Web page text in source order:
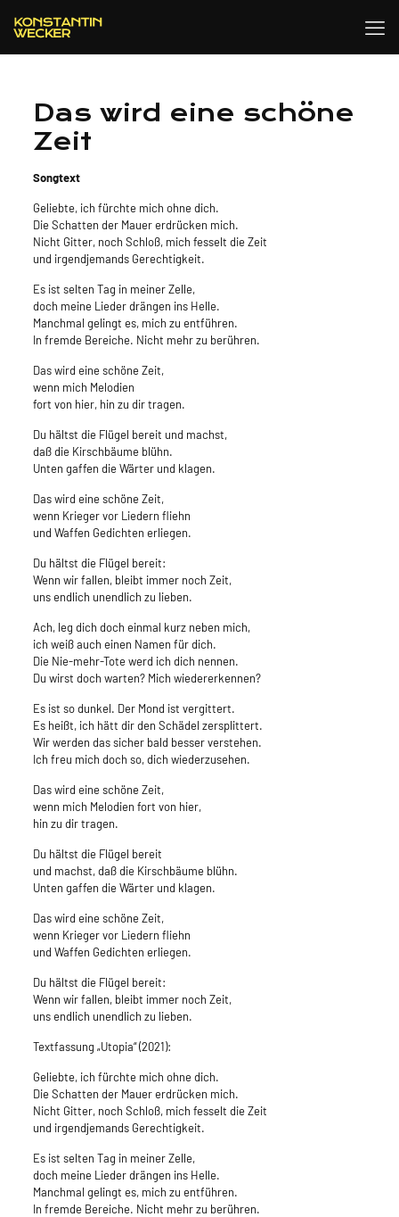
Das wird eine schöne
Zeit
Songtext
Geliebte, ich fürchte mich ohne dich.
Die Schatten der Mauer erdrücken mich.
Nicht Gitter, noch Schloß, mich fesselt die Zeit
und irgendjemands Gerechtigkeit.
Es ist selten Tag in meiner Zelle,
doch meine Lieder drängen ins Helle.
Manchmal gelingt es, mich zu entführen.
In fremde Bereiche. Nicht mehr zu berühren.
Das wird eine schöne Zeit,
wenn mich Melodien
fort von hier, hin zu dir tragen.
Du hältst die Flügel bereit und machst,
daß die Kirschbäume blühn.
Unten gaffen die Wärter und klagen.
Das wird eine schöne Zeit,
wenn Krieger vor Liedern fliehn
und Waffen Gedichten erliegen.
Du hältst die Flügel bereit:
Wenn wir fallen, bleibt immer noch Zeit,
uns endlich unendlich zu lieben.
Ach, leg dich doch einmal kurz neben mich,
ich weiß auch einen Namen für dich.
Die Nie-mehr-Tote werd ich dich nennen.
Du wirst doch warten? Mich wiedererkennen?
Es ist so dunkel. Der Mond ist vergittert.
Es heißt, ich hätt dir den Schädel zersplittert.
Wir werden das sicher bald besser verstehen.
Ich freu mich doch so, dich wiederzusehen.
Das wird eine schöne Zeit,
wenn mich Melodien fort von hier,
hin zu dir tragen.
Du hältst die Flügel bereit
und machst, daß die Kirschbäume blühn.
Unten gaffen die Wärter und klagen.
Das wird eine schöne Zeit,
wenn Krieger vor Liedern fliehn
und Waffen Gedichten erliegen.
Du hältst die Flügel bereit:
Wenn wir fallen, bleibt immer noch Zeit,
uns endlich unendlich zu lieben.
Textfassung „Utopia“ (2021):
Geliebte, ich fürchte mich ohne dich.
Die Schatten der Mauer erdrücken mich.
Nicht Gitter, noch Schloß, mich fesselt die Zeit
und irgendjemands Gerechtigkeit.
Es ist selten Tag in meiner Zelle,
doch meine Lieder drängen ins Helle.
Manchmal gelingt es, mich zu entführen.
In fremde Bereiche. Nicht mehr zu berühren.